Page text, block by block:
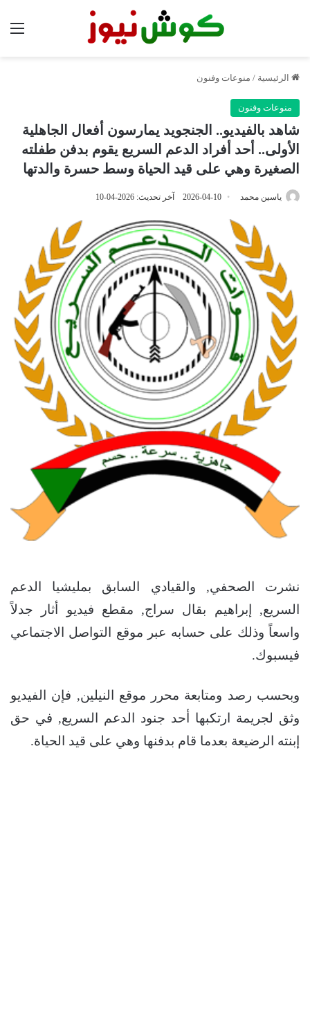
الرئيسية / منوعات وفنون
منوعات وفنون
شاهد بالفيديو.. الجنجويد يمارسون أفعال الجاهلية
الأولى.. أحد أفراد الدعم السريع يقوم بدفن طفلته
الصغيرة وهي على قيد الحياة وسط حسرة والدتها
ياسين محمد 2026-04-10 آخر تحديث: 2026-04-10
نشرت الصحفي, والقيادي السابق بمليشيا الدعم
السريع, إبراهيم بقال سراج, مقطع فيديو أثار جدلاً
واسعاً وذلك على حسابه عبر موقع التواصل الاجتماعي
فيسبوك.
وبحسب رصد ومتابعة محرر موقع النيلين, فإن الفيديو
وثق لجريمة ارتكبها أحد جنود الدعم السريع, في حق
إبنته الرضيعة بعدما قام بدفنها وهي على قيد الحياة.